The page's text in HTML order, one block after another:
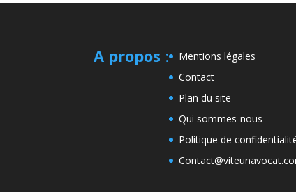
A propos :
Mentions légales
Contact
Plan du site
Qui sommes-nous
Politique de